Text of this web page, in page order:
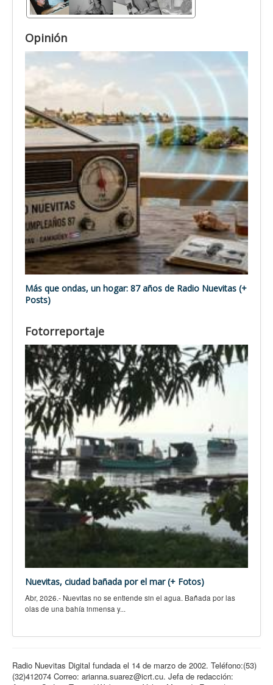
Opinión
Más que ondas, un hogar: 87 años de Radio Nuevitas (+
Posts)
Fotorreportaje
Nuevitas, ciudad bañada por el mar (+ Fotos)
Abr, 2026.- Nuevitas no se entiende sin el agua. Bañada por las
olas de una bahía inmensa y...
Radio Nuevitas Digital fundada el 14 de marzo de 2002. Teléfono:(53)
(32)412074 Correo: arianna.suarez@icrt.cu. Jefa de redacción: